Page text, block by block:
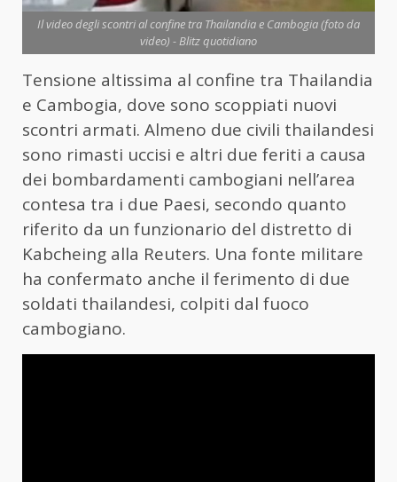
Il video degli scontri al confine tra Thailandia e Cambogia (foto da
video) - Blitz quotidiano
Tensione altissima al confine tra Thailandia
e Cambogia, dove sono scoppiati nuovi
scontri armati. Almeno due civili thailandesi
sono rimasti uccisi e altri due feriti a causa
dei bombardamenti cambogiani nell’area
contesa tra i due Paesi, secondo quanto
riferito da un funzionario del distretto di
Kabcheing alla Reuters. Una fonte militare
ha confermato anche il ferimento di due
soldati thailandesi, colpiti dal fuoco
cambogiano.